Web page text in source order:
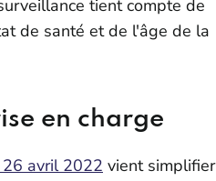
tient compte de
de santé et de l'âge de la
en charge
avril 2022 vient simplifier